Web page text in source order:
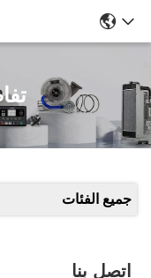
جميع الفئات
اتصل بنا